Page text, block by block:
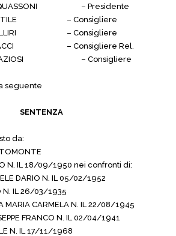
– Presidente
– Consigliere
– Consigliere
– Consigliere Rel.
– Consigliere
seguente
SENTENZA
da:
N. IL 18/09/1950 nei confronti di:
DARIO N. IL 05/02/1952
N. IL 26/03/1935
MARIA CARMELA N. IL 22/08/1945
FRANCO N. IL 02/04/1941
N. IL 17/11/1968